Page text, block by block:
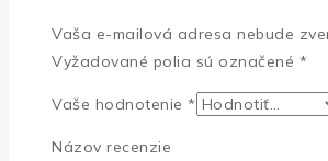
Vaša e-mailová adresa nebude
Vyžadované polia sú označené *
Vaše hodnotenie *
Názov recenzie